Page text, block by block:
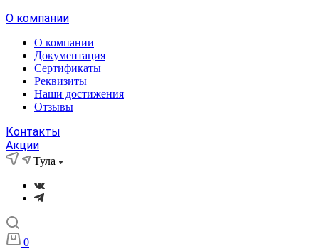
О компании
О компании
Документация
Сертификаты
Реквизиты
Наши достижения
Отзывы
Контакты
Акции
Тула
0